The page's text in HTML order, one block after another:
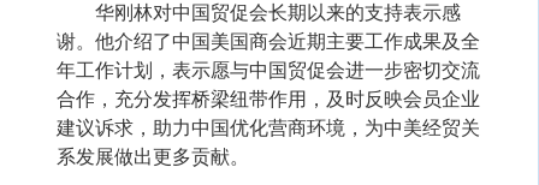
华刚林对中国贸促会长期以来的支持表示感
谢。他介绍了中国美国商会近期主要工作成果及全
年工作计划，表示愿与中国贸促会进一步密切交流
合作，充分发挥桥梁纽带作用，及时反映会员企业
建议诉求，助力中国优化营商环境，为中美经贸关
系发展做出更多贡献。